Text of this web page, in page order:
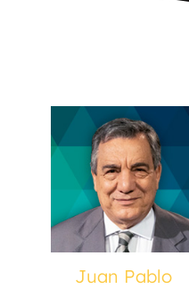
Juan Pablo